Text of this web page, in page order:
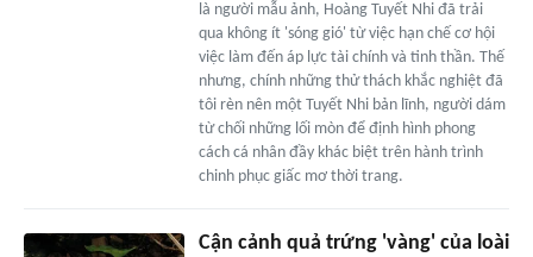
là người mẫu ảnh, Hoàng Tuyết Nhi đã trải
qua không ít 'sóng gió' từ việc hạn chế cơ hội
việc làm đến áp lực tài chính và tinh thần. Thế
nhưng, chính những thử thách khắc nghiệt đã
tôi rèn nên một Tuyết Nhi bản lĩnh, người dám
từ chối những lối mòn để định hình phong
cách cá nhân đầy khác biệt trên hành trình
chinh phục giấc mơ thời trang.
Cận cảnh quả trứng 'vàng' của loài